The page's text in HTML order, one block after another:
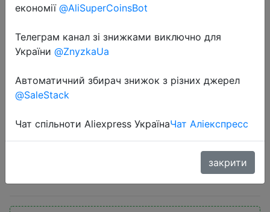
2020-08-14
8 шт. PKCELL AAA батарея 1,2 в Ni-
MH AAA аккумуляторная батарея
1000 мАч батареи 3A Bateria
Батарейный держатель
економії @AliSuperCoinsBot
Телеграм канал зі знижками виключно для
України @ZnyzkaUa
Автоматичний збирач знижок з різних джерел
@SaleStack
Чат спільноти Aliexpress УкраїнаЧат Аліекспресс
закрити